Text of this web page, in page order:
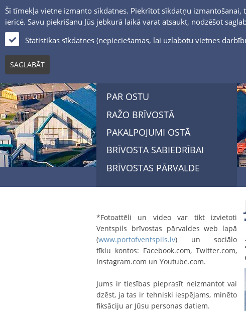
Šī tīmekļa vietne izmanto sīkdatnes. Piekrītot sīkdatņu
ierīcē. Savu piekrišanu Jūs jebkurā laikā varat atsaukt, nodzēšot
Statistikas sīkdatnes (nepieciešamas, lai uzlabotu vietnes
SAGLABĀT
PAR OSTU
RAŽO BRĪVOSTĀ
PAKALPOJUMI OSTĀ
BRĪVOSTA SABIEDRĪBAI
BRĪVOSTAS PĀRVALDE
*Fotoattēli un video var tikt izvietoti
Ventspils brīvostas pārvaldes web lapā
(www.portofventspils.lv) un sociālo
tīklu kontos: Facebook.com, Twitter.com,
Instagram.com un Youtube.com.
Jums ir tiesības pieprasīt neizmantot vai
dzēst, ja tas ir tehniski iespējams, minēto
fiksāciju ar Jūsu personas datiem.